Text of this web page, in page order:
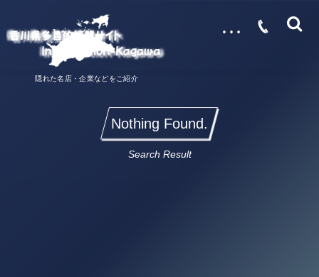
隠れた名店・企業などをご紹介
…
Nothing Found.
Search Result